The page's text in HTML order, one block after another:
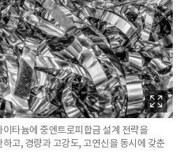
타늄에 중엔트로피합금 설계 전략을
고, 경량과 고강도, 고연신을 동시에 갖춘